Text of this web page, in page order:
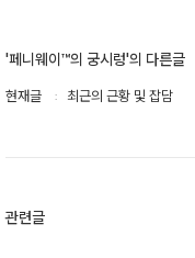
'페니웨이™의 궁시렁'의 다른글
현재글 최근의 근황 및 잡담
관련글